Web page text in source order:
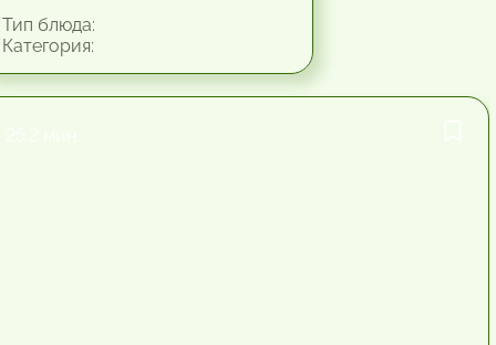
блюда: